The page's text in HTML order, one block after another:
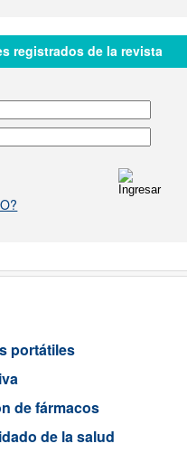
registrados de la revista
portátiles
de fármacos
de la salud